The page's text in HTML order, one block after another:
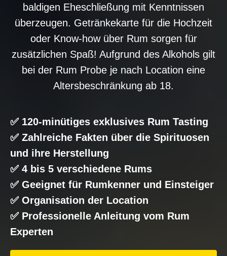
baldigen Eheschließung mit Kenntnissen
überzeugen. Getränkekarte für die Hochzeit
oder Know-how über Rum sorgen für
zusätzlichen Spaß! Aufgrund des Alkohols gilt
bei der Rum Probe je nach Location eine
Altersbeschränkung ab 18.
✅ 120-minütiges exklusives Rum Tasting
✅ Zahlreiche Fakten über die Spirituosen
und ihre Herstellung
✅ 4 bis 5 verschiedene Rums
✅ Geeignet für Rumkenner und Einsteiger
✅ Organisation der Location
✅ Professionelle Anleitung vom Rum
Experten